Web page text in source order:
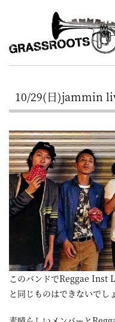
浜
グ
ス
ル
ー
ツ
–
–
駅
北
西
口
か
ら
徒
歩
約
分・
鶴
屋
町
10/29(日)jammin
このバンドでReggae Inst
と同じものはできないでし